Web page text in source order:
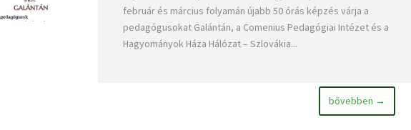
február és március folyamán újabb 50 órás képzés várja a
pedagógusokat Galántán, a Comenius Pedagógiai Intézet és a
Hagyományok Háza Hálózat – Szlovákia...
bővebben →